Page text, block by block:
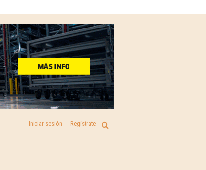
Iniciar sesión Regístrate